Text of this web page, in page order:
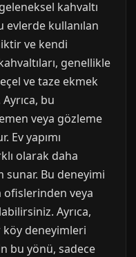
kahvaltı
evlerde kullanılan
ve kendi
genellikle
ve taze ekmek
bu
veya gözleme
Ev yapımı
olarak daha
sunar. Bu deneyimi
veya
Ayrıca,
deneyimleri
bu yönü, sadece